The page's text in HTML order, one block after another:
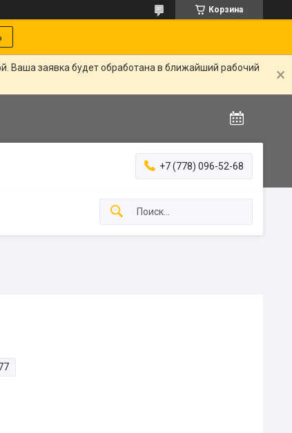
Корзина
Ваша заявка будет обработана в ближайший рабочий
+7 (778) 096-52-68